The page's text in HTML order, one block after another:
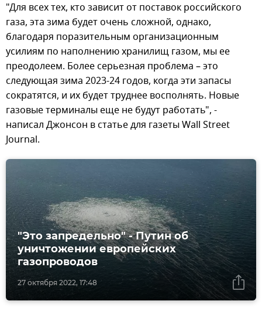
"Для всех тех, кто зависит от поставок российского
газа, эта зима будет очень сложной, однако,
благодаря поразительным организационным
усилиям по наполнению хранилищ газом, мы ее
преодолеем. Более серьезная проблема – это
следующая зима 2023-24 годов, когда эти запасы
сократятся, и их будет труднее восполнять. Новые
газовые терминалы еще не будут работать", -
написал Джонсон в статье для газеты Wall Street
Journal.
27 октября 2022, 17:48
"Это запредельно" - Путин об
уничтожении европейских
газопроводов